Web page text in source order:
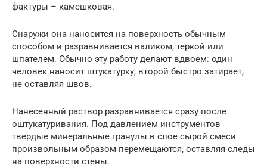
фактуры – камешковая.
Снаружи она наносится на поверхность обычным
способом и разравнивается валиком, теркой или
шпателем. Обычно эту работу делают вдвоем: один
человек наносит штукатурку, второй быстро затирает,
не оставляя швов.
Нанесенный раствор разравнивается сразу после
оштукатуривания. Под давлением инструментов
твердые минеральные гранулы в слое сырой смеси
произвольным образом перемещаются, оставляя следы
на поверхности стены.